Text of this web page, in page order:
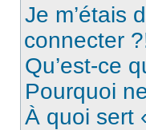
Je m’étais
connecter
Qu’est-ce
Pourquoi
À quoi sert